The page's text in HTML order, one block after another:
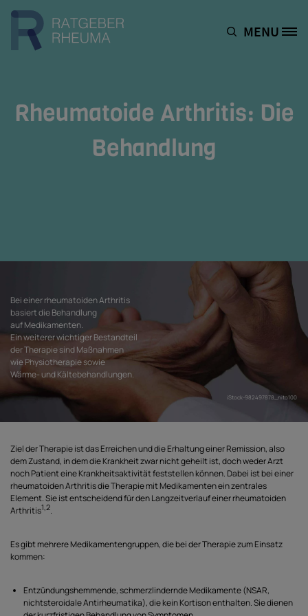
Site Logo MENU
Rheumatoide Arthritis: Die
Behandlung
Bei einer rheumatoiden Arthritis
basiert die Behandlung
auf Medikamenten.
Ein weiterer wichtiger Bestandteil
der Therapie sind Maßnahmen
wie Physiotherapie sowie
Wärme- und Kältebehandlungen.
iStock-982497878_nito100
Ziel der Therapie ist das Erreichen und die Erhaltung einer Remission, also
dem Zustand, in dem die Krankheit zwar nicht geheilt ist, doch weder Arzt
noch Patient eine Krankheitsaktivität feststellen können. Dabei ist bei einer
rheumatoiden Arthritis die Therapie mit Medikamenten ein zentrales
Element. Sie ist entscheidend für den Langzeitverlauf einer rheumatoiden
Arthritis1,2.
Es gibt mehrere Medikamentengruppen, die bei der Therapie zum Einsatz
kommen:
Entzündungshemmende, schmerzlindernde Medikamente (NSAR,
nichtsteroidale Antirheumatika), die kein Kortison enthalten. Sie dienen